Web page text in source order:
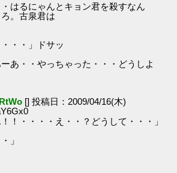
はるにゃんとキョン君を殺すなん
。古泉君は
・・」ドサッ
あ・・やっちゃった・・・どうしよ
[] 投稿日：2009/04/16(木)
！・・・・え・・？どうして・・・」
」